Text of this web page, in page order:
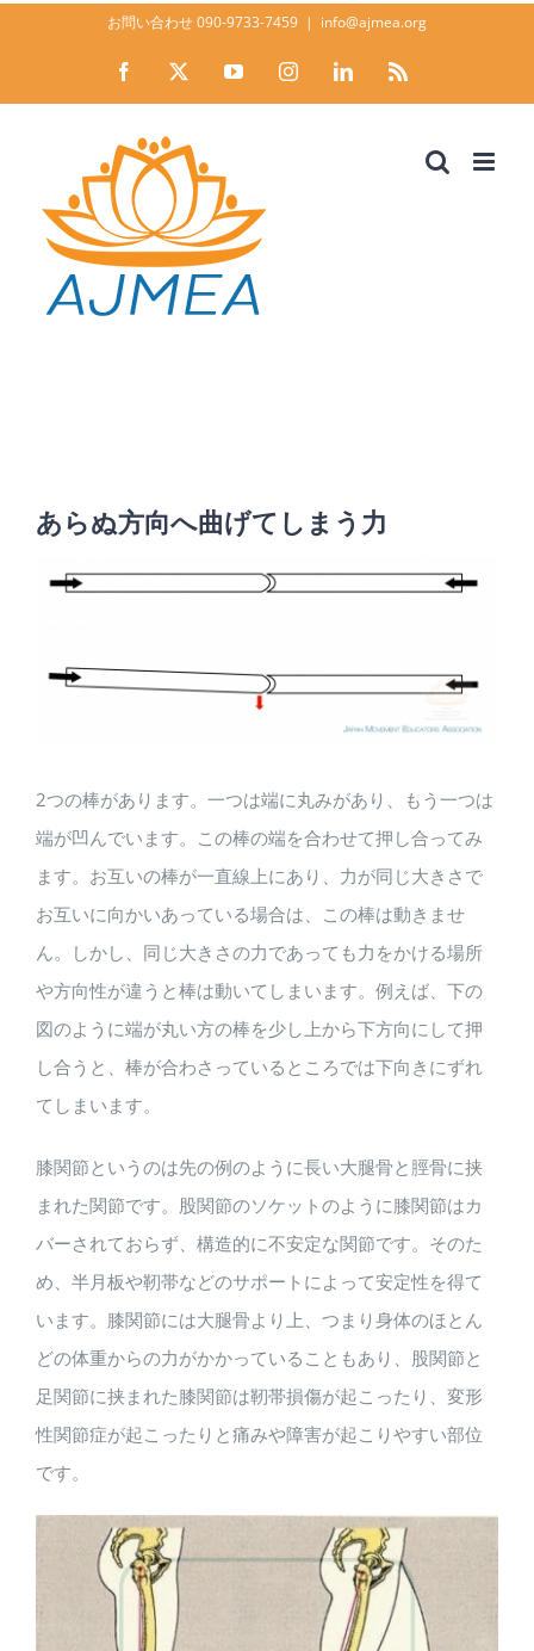
お問い合わせ 090-9733-7459 | info@ajmea.org
Facebook YouTubeInstagramLinkedInRss
あらぬ方向へ曲げてしまう力
View
2つの棒があります。一つは端に丸みがあり、もう一つは
端が凹んでいます。この棒の端を合わせて押し合ってみ
ます。お互いの棒が一直線上にあり、力が同じ大きさで
お互いに向かいあっている場合は、この棒は動きませ
ん。しかし、同じ大きさの力であっても力をかける場所
や方向性が違うと棒は動いてしまいます。例えば、下の
図のように端が丸い方の棒を少し上から下方向にして押
し合うと、棒が合わさっているところでは下向きにずれ
てしまいます。
膝関節というのは先の例のように長い大腿骨と脛骨に挟
まれた関節です。股関節のソケットのように膝関節はカ
バーされておらず、構造的に不安定な関節です。そのた
め、半月板や靭帯などのサポートによって安定性を得て
います。膝関節には大腿骨より上、つまり身体のほとん
どの体重からの力がかかっていることもあり、股関節と
足関節に挟まれた膝関節は靭帯損傷が起こったり、変形
性関節症が起こったりと痛みや障害が起こりやすい部位
です。